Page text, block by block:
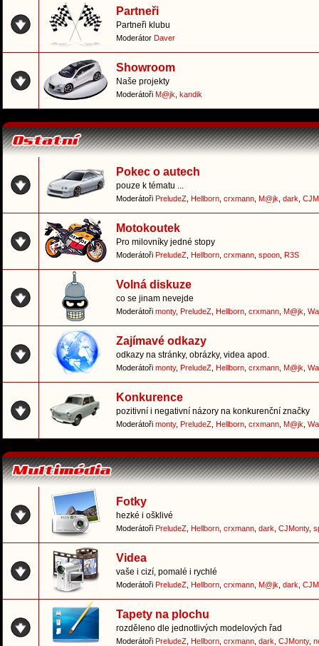
Partneři
Partneři klubu
Moderátor Daver
Showroom
Naše projekty
Moderátoři M@jk kandik
Pokec o autech
pouze k tématu ...
Moderátoři PreludeZ Hellborn crxmann M@jk dark
Motokoutek
Pro milovníky jedné stopy
Moderátoři PreludeZ Hellborn crxmann spoon R3S
Volná diskuze
co se jinam nevejde
Moderátoři monty, PreludeZ Hellborn crxmann M@jk
Zajímavé odkazy
odkazy na stránky, obrázky, videa apod.
Moderátoři monty, PreludeZ Hellborn crxmann M@jk
Konkurence
pozitivní i negativní názory na konkurenční značky
Moderátoři monty, PreludeZ Hellborn crxmann M@jk
Fotky
hezké i ošklivé
Moderátoři PreludeZ Hellborn crxmann dark CJMonty,
Videa
vaše i cizí, pomalé i rychlé
Moderátoři PreludeZ Hellborn crxmann M@jk dark
Tapety na plochu
rozděleno dle jednotlivých modelových řad
Moderátoři PreludeZ Hellborn crxmann dark CJMonty,